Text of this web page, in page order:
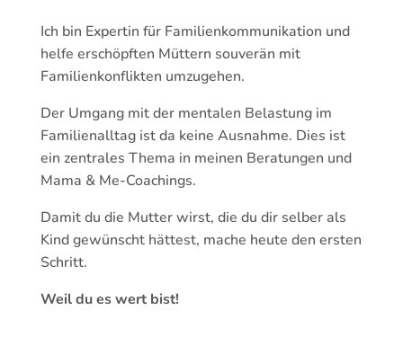
Ich bin Expertin für Familienkommunikation und
helfe erschöpften Müttern souverän mit
Familienkonflikten umzugehen.
Der Umgang mit der mentalen Belastung im
Familienalltag ist da keine Ausnahme. Dies ist
ein zentrales Thema in meinen Beratungen und
Mama & Me-Coachings.
Damit du die Mutter wirst, die du dir selber als
Kind gewünscht hättest, mache heute den ersten
Schritt.
Weil du es wert bist!